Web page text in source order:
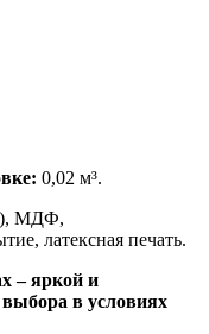
0,02 м³.
МДФ,
латексная печать.
– яркой и
в условиях